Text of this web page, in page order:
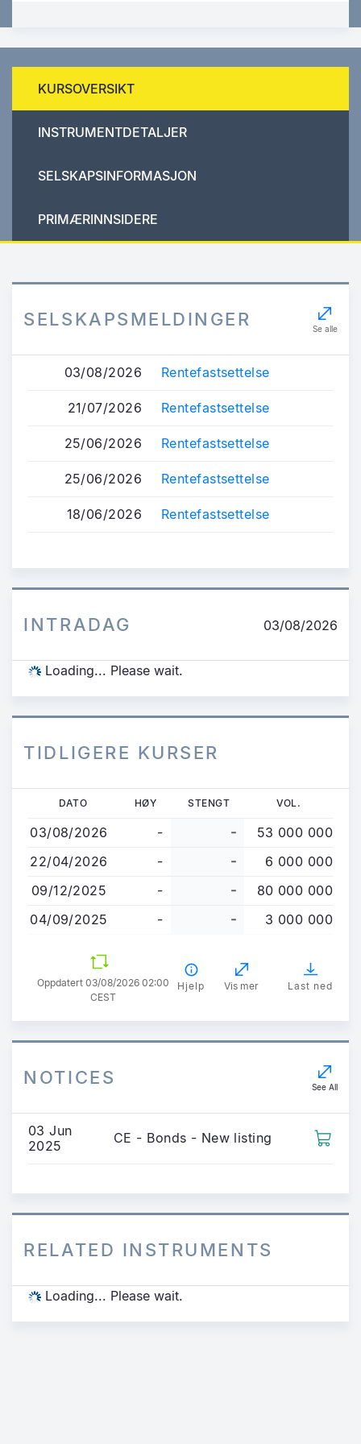
KURSOVERSIKT
INSTRUMENTDETALJER
SELSKAPSINFORMASJON
PRIMÆRINNSIDERE
SELSKAPSMELDINGER Se alle
03/08/2026 Rentefastsettelse
21/07/2026 Rentefastsettelse
25/06/2026 Rentefastsettelse
25/06/2026 Rentefastsettelse
18/06/2026 Rentefastsettelse
INTRADAG 03/08/2026
Loading... Please wait.
TIDLIGERE KURSER
Hopp
hovedinnhold
DATO HØY STENGT VOL.
03/08/2026 - -
53 000 000
22/04/2026
- -
6 000 000
09/12/2025
- -
80 000 000
04/09/2025
- - 3 000 000
Oppdatert 03/08/2026 02:00
CEST
Hjelp Vis mer Last ned
NOTICES See All
03 Jun
2025
CE - Bonds - New listing
RELATED INSTRUMENTS
Loading... Please wait.